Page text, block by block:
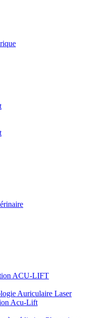
ACU-LIFT
Auriculaire Laser
Acu-Lift